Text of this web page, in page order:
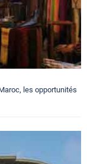
les opportunités